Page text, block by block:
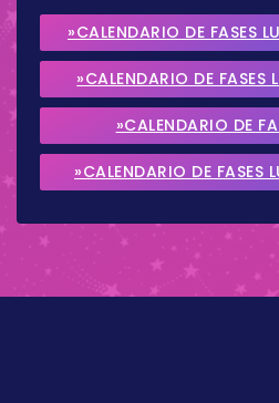
»CALENDARIO DE FASES
»CALENDARIO DE FASES
2026
»CALENDARIO DE
»CALENDARIO DE FASES